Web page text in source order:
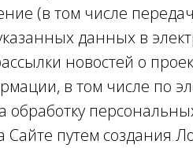
(в том числе
данных в
новостей о
в том числе по
обработку
Сайте путем создания